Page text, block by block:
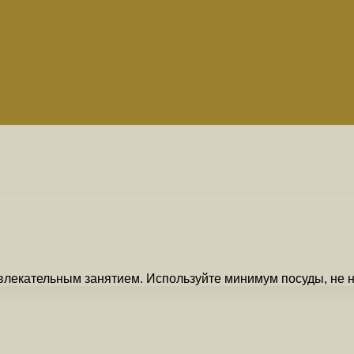
занятием. Используйте минимум посуды, не